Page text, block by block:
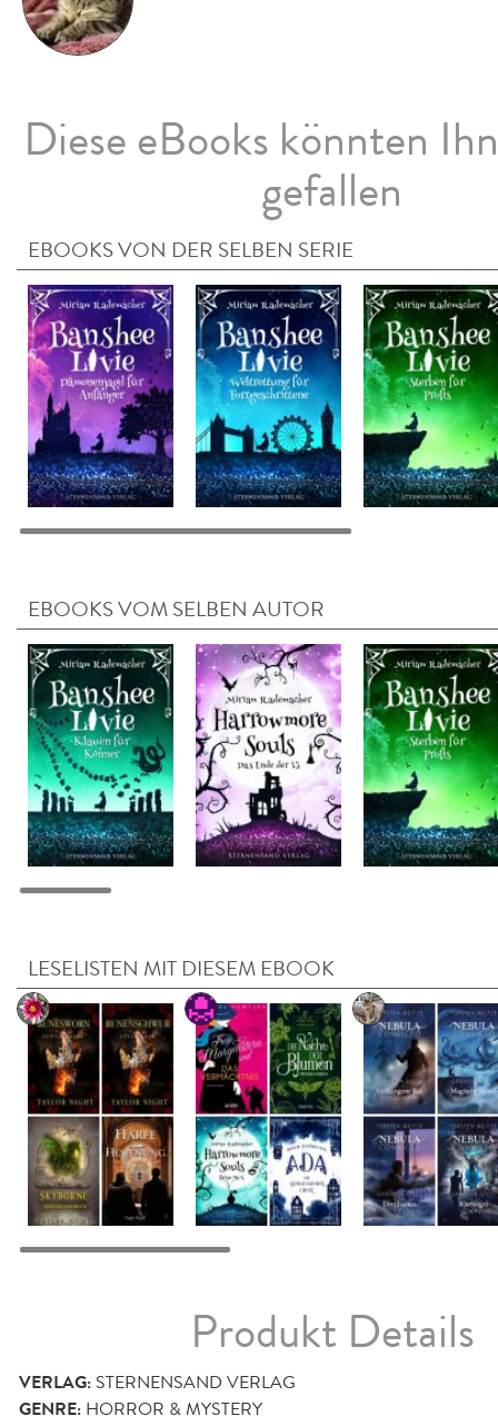
Diese eBooks könnten
gefallen
EBOOKS VON DER SELBEN SERIE
EBOOKS VOM SELBEN AUTOR
LESELISTEN MIT DIESEM EBOOK
Produkt Details
VERLAG: STERNENSAND VERLAG
GENRE: HORROR & MYSTERY